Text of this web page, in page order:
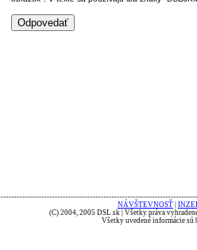
NÁVŠTEVNOSŤ
(C) 2004, 2005 DSL.sk | Všetky práva
Všetky uvedené informácie sú